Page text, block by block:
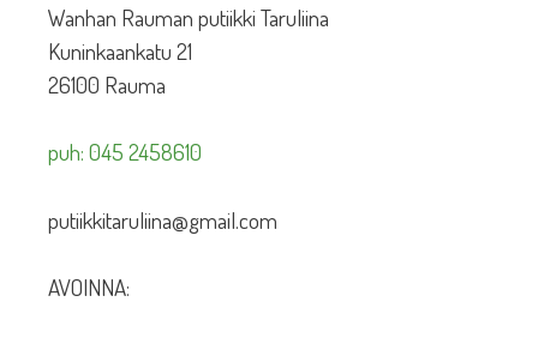
Wanhan Rauman putiikki Taruliina
Kuninkaankatu 21
26100 Rauma
puh: 045 2458610
putiikkitaruliina@gmail.com
AVOINNA: